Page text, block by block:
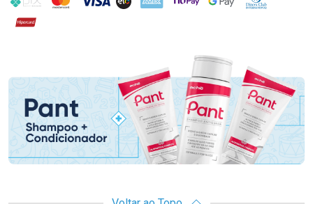
Hipercard
Promoção em Destaque